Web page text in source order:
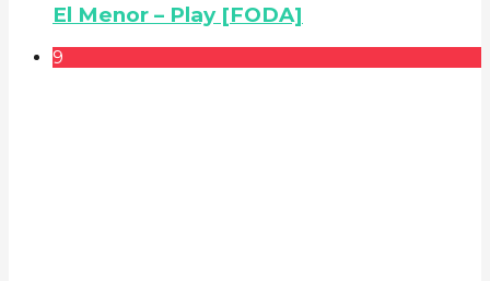
El Menor – Play [FODA]
9